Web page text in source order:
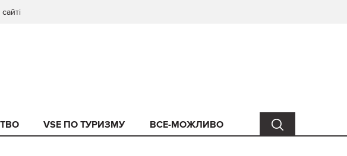
VSE ПО ТУРИЗМУ ВСЕ-МОЖЛИВО